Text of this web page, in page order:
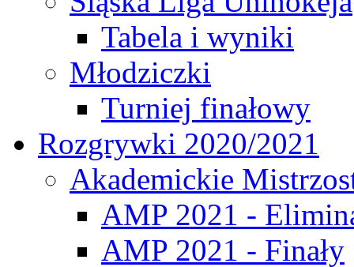
Tabela i wyniki
Młodziczki
Turniej finałowy
Rozgrywki 2020/2021
Akademickie
AMP 2021 -
AMP 2021 - Finały